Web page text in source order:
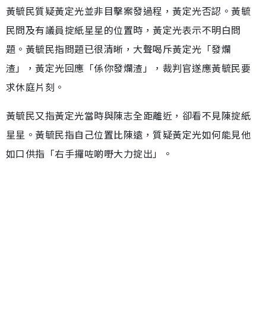
黃毓民質疑黃定光並非目擊案發過程，黃定光否認。黃毓
民問及有議員掟紙星星的位置時，黃定光表示不明白問
題。黃毓民指問題已很清晰，大聲喝斥黃定光「發爛
渣」，黃定光回應「係你發爛渣」，裁判官遂應黃毓民要
求休庭片刻。
黃毓民又指黃定光當時與陳志全距離近，卻看不見陳掟紙
星星。黃毓民指自己位置比陳遠，質疑黃定光如何能見他
如口供指「右手攞咗啲嘢大力掟出」。